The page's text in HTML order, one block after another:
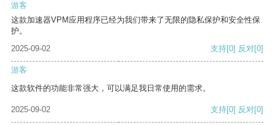
游客
这款加速器VPM应用程序已经为我们带来了无限的隐私保护和安全性保
护。
2025-09-02
支持[0] 反对[0]
游客
这款软件的功能非常强大，可以满足我日常使用的需求。
2025-09-02 支持[0] 反对[0]